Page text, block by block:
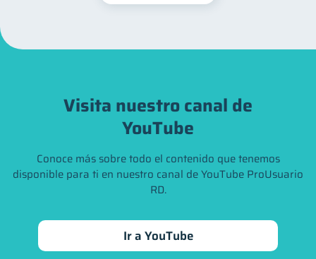
Visita nuestro canal de
YouTube
Conoce más sobre todo el contenido que tenemos
disponible para ti en nuestro canal de YouTube ProUsuario
RD.
Ir a YouTube